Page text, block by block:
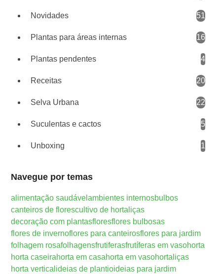
Novidades 51
Plantas para áreas internas 16
Plantas pendentes 4
Receitas 20
Selva Urbana 22
Suculentas e cactos 5
Unboxing 1
Navegue por temas
alimentação saudávelambientes internosbulbos
canteiros de florescultivo de hortaliças
decoração com plantasfloresflores bulbosas
flores de invernoflores para canteirosflores para jardim
folhagem rosafolhagensfrutiferasfrutíferas em vasohorta
horta caseirahorta em casahorta em vasohortaliças
horta vertical ideias de plantioideias para jardim